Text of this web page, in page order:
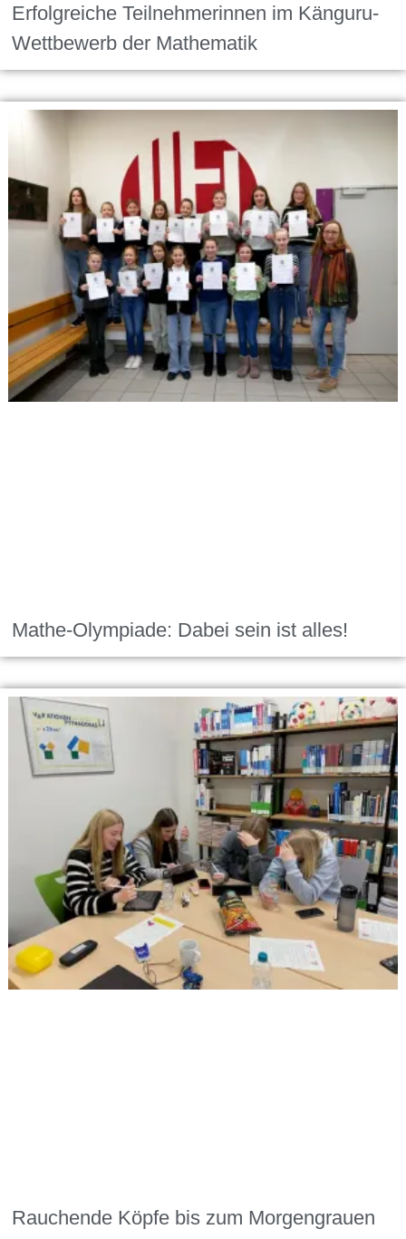
Erfolgreiche Teilnehmerinnen im Känguru-
Wettbewerb der Mathematik
Mathe-Olympiade: Dabei sein ist alles!
Rauchende Köpfe bis zum Morgengrauen